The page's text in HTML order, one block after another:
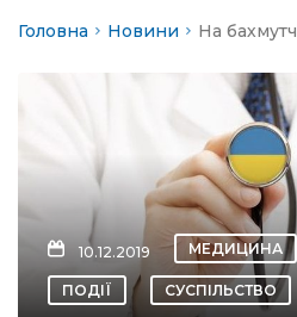
евакуації
новини
Головна Новини На
10.12.2019 МЕДИЦИНА
ПОДІЇ СУСПІЛЬСТВО